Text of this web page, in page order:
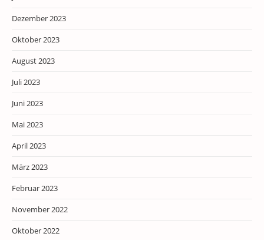
Dezember 2023
Oktober 2023
August 2023
Juli 2023
Juni 2023
Mai 2023
April 2023
März 2023
Februar 2023
November 2022
Oktober 2022